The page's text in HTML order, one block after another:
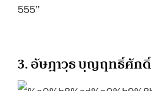
555”
3. อัษฎาวุธ บุญฤทธิ์ศักดิ์